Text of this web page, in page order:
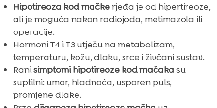
Hipotireoza kod mačkerjeđa je od hipertireoze,
ali je moguća nakon radiojoda, metimazola ili
operacije.
Hormoni T4 i T3 utječu na metabolizam,
temperaturu, kožu, dlaku, srce i živčani sustav.
Ranisimptomi hipotireoze kod mačaka su
suptilni: umor, hladnoća, usporen puls,
promjene dlake.